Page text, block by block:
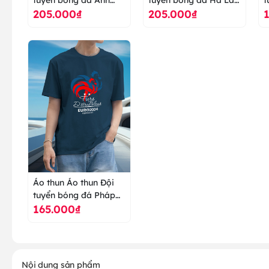
Euro 2024 - áo thun
205.000₫
Euro 2024 - áo thun
205.000₫
Áo thun Áo thun Đội
tuyển bóng đá Pháp
Euro 2024 - áo thun
165.000₫
Nội dung sản phẩm